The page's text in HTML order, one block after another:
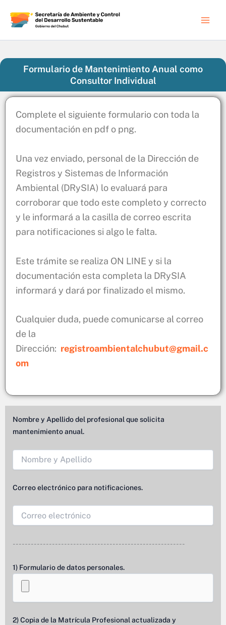
contenido
Formulario de Mantenimiento Anual como
Consultor Individual
Complete el siguiente formulario con toda la
documentación en pdf o png.
Una vez enviado, personal de la Dirección de
Registros y Sistemas de Información
Ambiental (DRySIA) lo evaluará para
corroborar que todo este completo y correcto
y le informará a la casilla de correo escrita
para notificaciones si algo le falta.
Este trámite se realiza ON LINE y si la
documentación esta completa la DRySIA
informará y dará por finalizado el mismo.
Cualquier duda, puede comunicarse al correo
de la
Dirección: registroambientalchubut@gmail.c
om
Nombre y Apellido del profesional que solicita
mantenimiento anual.
Correo electrónico para notificaciones.
---------------------------------------------------------
1) Formulario de datos personales.
2) Copia de la Matrícula Profesional actualizada y